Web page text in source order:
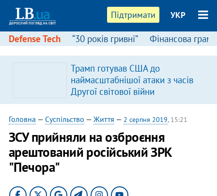
Підтримати УКР
Defense Tech “30 років гривні” Фінансова
Трамп готував США до
наймасштабнішої атаки з часів
Другої світової війни
Головна — Суспільство — Життя — 2 серпня 2019, 15:21
ЗСУ прийняли на озброєння
арештований російський ЗРК
"Печора"